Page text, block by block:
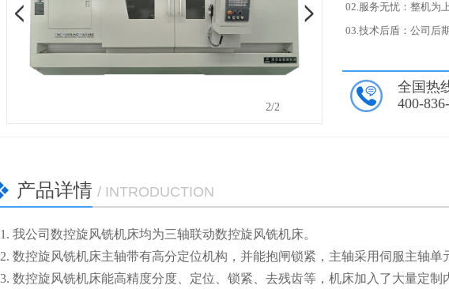
2/2
02.服务无忧：整机为
03.技术后盾：公司后
全国热
400-
产品详情 / INTRODUCTION
我公司数控旋风铣机床均为三轴联动数控旋风铣机床。
数控旋风铣机床主轴带有高分定位机构，并能抱闸锁紧，主轴采用伺服主轴单
数控旋风铣机床能高精度分度、定位、锁紧、去残齿等，机床加入了大量定制